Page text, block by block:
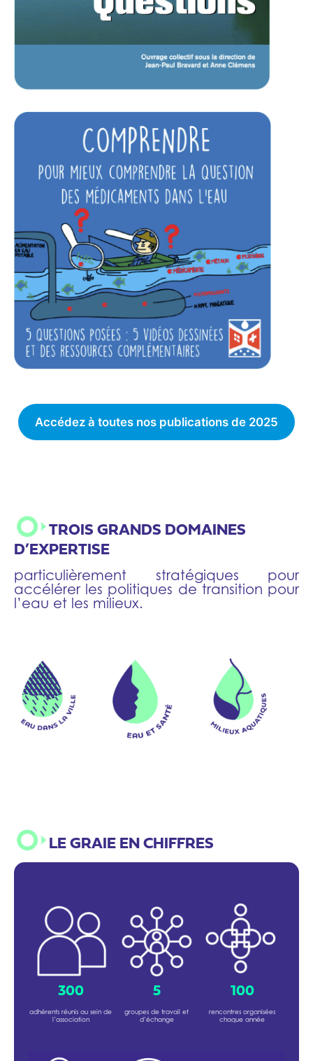
Accédez à toutes nos publications de 2025
TROIS GRANDS DOMAINES
D’EXPERTISE
particulièrement stratégiques pour
accélérer les politiques de transition pour
l’eau et les milieux.
LE GRAIE EN CHIFFRES
300
adhérents réunis au sein de
l’association
5
groupes de travail et
d’échange
100
rencontres organisées
chaque année